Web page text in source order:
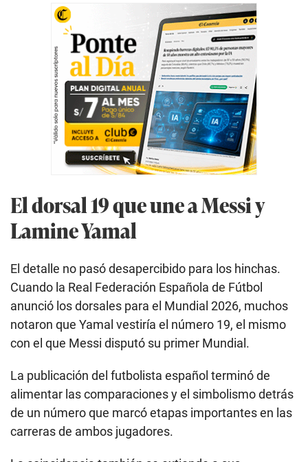
El dorsal 19 que une a Messi y
Lamine Yamal
El detalle no pasó desapercibido para los hinchas.
Cuando la Real Federación Española de Fútbol
anunció los dorsales para el Mundial 2026, muchos
notaron que Yamal vestiría el número 19, el mismo
con el que Messi disputó su primer Mundial.
La publicación del futbolista español terminó de
alimentar las comparaciones y el simbolismo detrás
de un número que marcó etapas importantes en las
carreras de ambos jugadores.